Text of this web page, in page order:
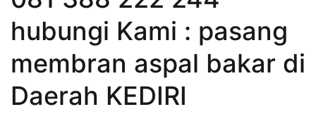
hubungi Kami : pasang
membran aspal bakar di
Daerah KEDIRI